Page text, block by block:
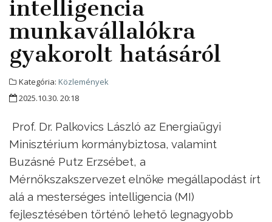
intelligencia
munkavállalókra
gyakorolt hatásáról
Kategória: Közlemények
2025.10.30. 20:18
Prof. Dr. Palkovics László az Energiaügyi
Minisztérium kormánybiztosa, valamint
Buzásné Putz Erzsébet, a
Mérnökszakszervezet elnöke megállapodást írt
alá a mesterséges intelligencia (MI)
fejlesztésében történő lehető legnagyobb